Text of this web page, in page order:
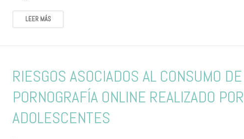
LEER MÁS
RIESGOS ASOCIADOS AL CONSUMO DE
PORNOGRAFÍA ONLINE REALIZADO POR
ADOLESCENTES